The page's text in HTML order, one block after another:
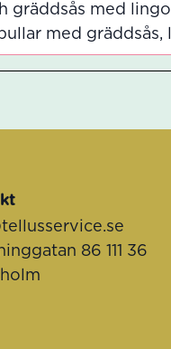
gräddsås med
med
86 111 36